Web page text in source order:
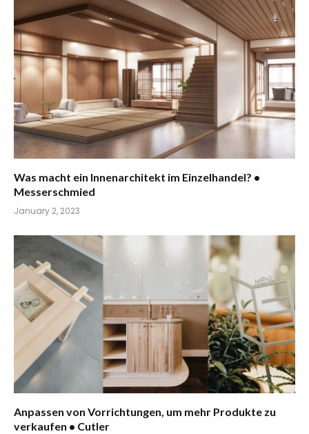
Was macht ein Innenarchitekt im Einzelhandel? •
Messerschmied
January 2, 2023
Anpassen von Vorrichtungen, um mehr Produkte zu
verkaufen • Cutler